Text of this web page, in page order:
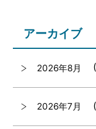
アーカイブ
2026年8月
2026年7月